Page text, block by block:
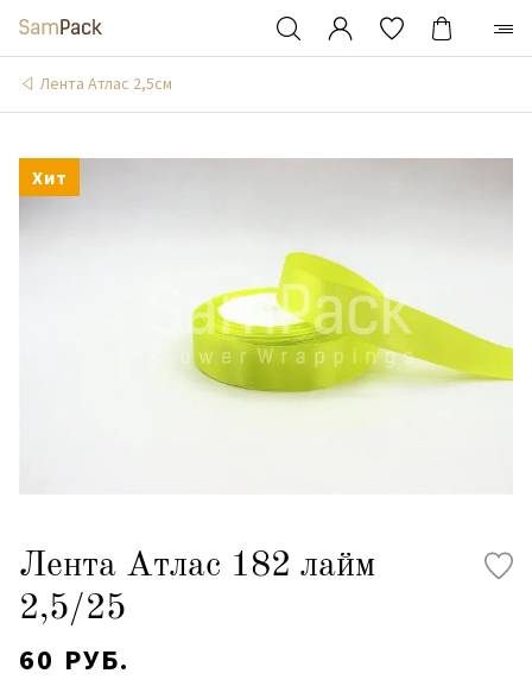
Лента Атлас 2,5см
Хит
Лента Атлас 182 лайм
2,5/25
60 РУБ.